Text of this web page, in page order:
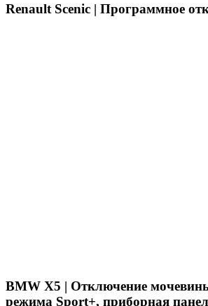
Renault Scenic | Программное
BMW X5 | Отключение
режима Sport+, приборная